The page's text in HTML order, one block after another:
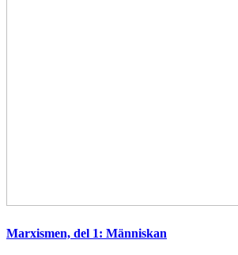
Marxismen, del 1: Människan